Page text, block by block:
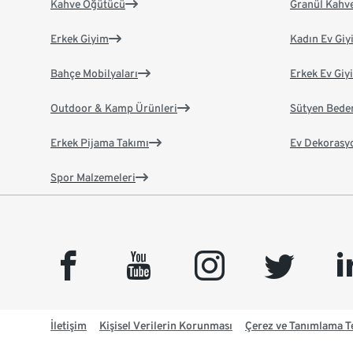
Kahve Öğütücü Granül
Erkek Giyim
Bahçe Mobilyaları
Outdoor & Kamp Ürünleri
Erkek Pijama Takımı
Spor Malzemeleri
Kadın Ev
Erkek Ev
Sütyen
Ev
facebook youtube instagram twitter
İletişim Kişisel Verilerin Korunması Çerez ve Tanımlama